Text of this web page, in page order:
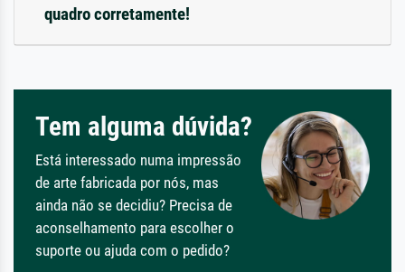
quadro corretamente!
Tem alguma dúvida?
Está interessado numa impressão
de arte fabricada por nós, mas
ainda não se decidiu? Precisa de
aconselhamento para escolher o
suporte ou ajuda com o pedido?